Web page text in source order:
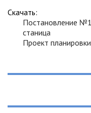
Скачать:
Постановление
станица
Проект